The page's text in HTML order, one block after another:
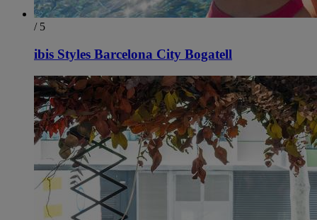
/ 5
ibis Styles Barcelona City Bogatell